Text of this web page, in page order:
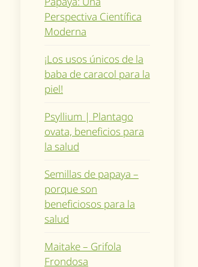
Perspectiva Científica
Moderna
¡Los usos únicos de la
baba de caracol para la
piel!
Psyllium | Plantago
ovata, beneficios para
la salud
Semillas de papaya –
porque son
beneficiosos para la
salud
Maitake – Grifola
Frondosa